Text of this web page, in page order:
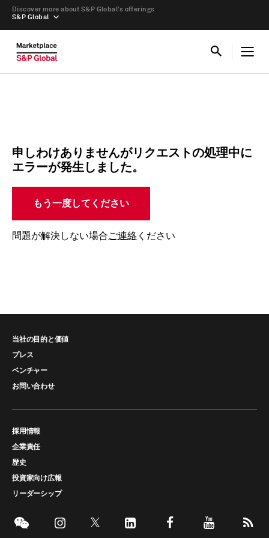
S&P Global
Discover more about S&P Global’s offerings
申しわけありませんがリクエストの処理中に
エラーが発生しました。
もう一度してください
問題が解決しない場合ご連絡 ください
当社の目的と価値
プレス
ベンチャー
お問い合わせ
採用情報
企業責任
歴史
投資家向け広報
リーダーシップ